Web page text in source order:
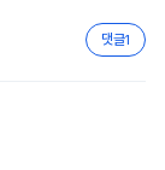
댓글1